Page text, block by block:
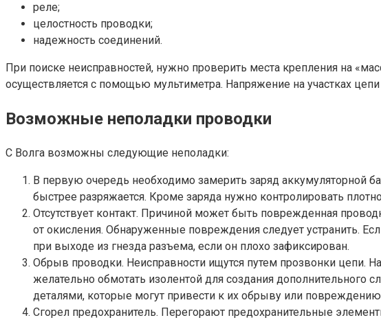
реле;
целостность проводки;
надежность соединений.
При поиске неисправностей, нужно проверить места крепления на
осуществляется с помощью мультиметра. Напряжение на участках
Возможные неполадки проводки
С Волга возможны следующие неполадки:
В первую очередь необходимо замерить заряд аккумуляторной
быстрее разряжается. Кроме заряда нужно контролировать
Отсутствует контакт. Причиной может быть поврежденная
от окисления. Обнаруженные повреждения следует устранить.
при выходе из гнезда разъема, если он плохо зафиксирован.
Обрыв проводки. Неисправности ищутся путем прозвонки
желательно обмотать изолентой для создания
деталями, которые могут привести к их обрыву или
Сгорел предохранитель. Перегорают предохранительные